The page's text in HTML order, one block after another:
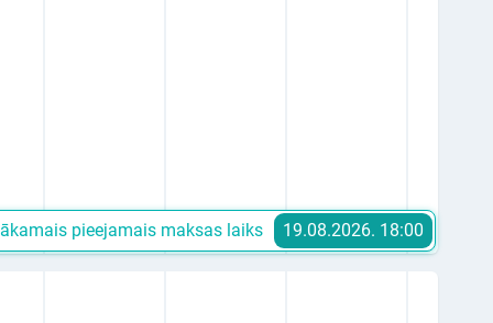
pieejamais maksas laiks 19.08.2026. 18:00